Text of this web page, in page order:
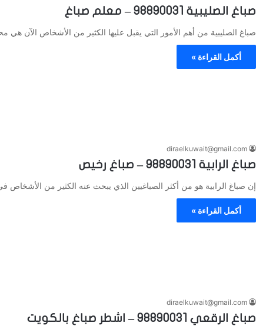
صباغ الصليبية 98890031 – معلم صباغ
صباغ الصليبية من أهم الأمور التي يقبل عليها الكثير من الأشخاص الآن
أكمل القراءة »
diraelkuwait@gmail.com
صباغ الرابية 98890031 – صباغ رخيص
إن صباغ الرابية هو من أكثر الصباغيين الذي يبحث عنه الكثير من الأشخاص
أكمل القراءة »
diraelkuwait@gmail.com
صباغ الرقعي 98890031 – اشطر صباغ بالكويت